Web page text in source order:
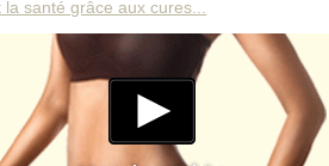
santé grâce aux cures...